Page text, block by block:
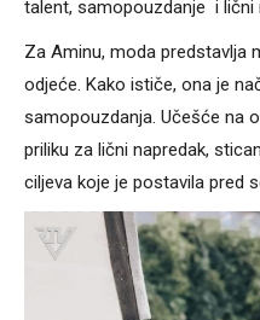
talent, samopouzdanje i lični
Za Aminu, moda predstavlja
odjeće. Kako ističe, ona je
samopouzdanja. Učešće na
priliku za lični napredak,
ciljeva koje je postavila pred